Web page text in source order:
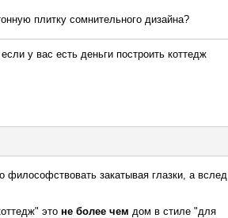
плитку сомнительного дизайна?
у вас есть деньги построить коттедж
философствовать закатывая глазки, а вслед
это не более чем дом в стиле "для